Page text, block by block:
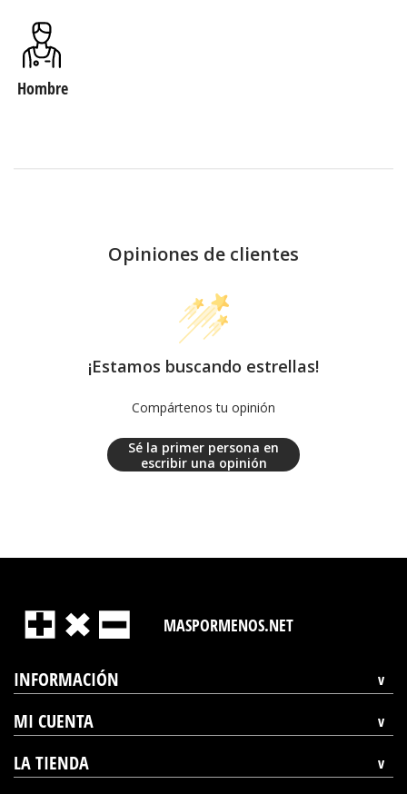
Hombre
Opiniones de clientes
¡Estamos buscando estrellas!
Compártenos tu opinión
Sé la primer persona en
escribir una opinión
MASPORMENOS.NET
INFORMACIÓN
MI CUENTA
LA TIENDA